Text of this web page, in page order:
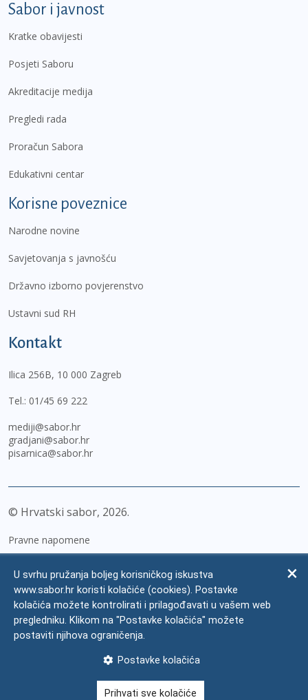
Sabor i javnost
Kratke obavijesti
Posjeti Saboru
Akreditacije medija
Pregledi rada
Proračun Sabora
Edukativni centar
Korisne poveznice
Narodne novine
Savjetovanja s javnošću
Državno izborno povjerenstvo
Ustavni sud RH
Kontakt
Ilica 256B, 10 000 Zagreb
Tel.: 01/45 69 222
mediji@sabor.hr
gradjani@sabor.hr
pisarnica@sabor.hr
© Hrvatski sabor, 2026
Pravne napomene
Zaštita osobnih podataka
Impressum
Česta pitanja
U svrhu pružanja boljeg korisničkog iskustva
www.sabor.hr koristi kolačiće (cookies). Postavke
kolačića možete kontrolirati i prilagođavati u vašem web
pregledniku. Klikom na "Postavke kolačića" možete
postaviti njihova ograničenja.
Postavke kolačića
Prihvati sve kolačiće